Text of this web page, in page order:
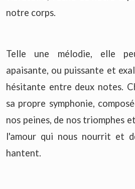
notre corps.
Telle une mélodie, elle
apaisante, ou puissante et
hésitante entre deux notes.
sa propre symphonie,
nos peines, de nos triomphes
l'amour qui nous nourrit et
hantent.